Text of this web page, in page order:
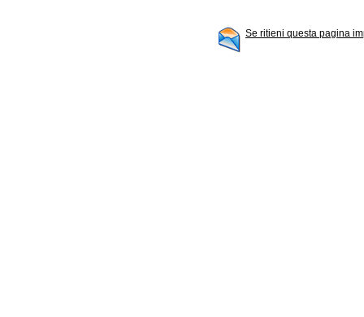
Se ritieni questa pagina